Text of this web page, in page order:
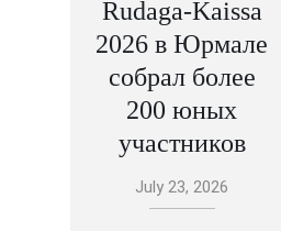
Rudaga-Kaissa
2026 в Юрмале
собрал более
200 юных
участников
July 23, 2026